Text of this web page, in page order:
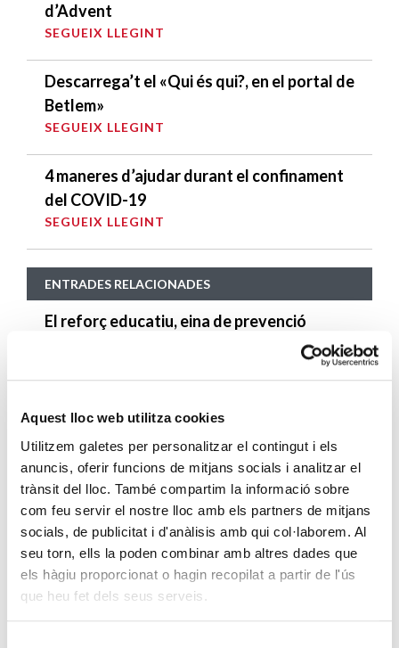
Aquest lloc web utilitza cookies
Utilitzem galetes per personalitzar el contingut i els
anuncis, oferir funcions de mitjans socials i analitzar el
trànsit del lloc. També compartim la informació sobre
com feu servir el nostre lloc amb els partners de mitjans
socials, de publicitat i d'anàlisis amb qui col·laborem. Al
seu torn, ells la poden combinar amb altres dades que
els hàgiu proporcionat o hagin recopilat a partir de l'ús
que heu fet dels seus serveis.
d’Advent
SEGUEIX LLEGINT
Descarrega’t el «Qui és qui?, en el portal de
Betlem»
SEGUEIX LLEGINT
4 maneres d’ajudar durant el confinament
del COVID-19
SEGUEIX LLEGINT
ENTRADES RELACIONADES
El reforç educatiu, eina de prevenció
Famílies i veïnat milloren els espais
exteriors del Centre Obert Torre Baró
SEGUEIX LLEGINT
Càritas Diocesana de Barcelona,
reconeguda pel Projecte Comunitari de
Torre Baró
SEGUEIX LLEGINT